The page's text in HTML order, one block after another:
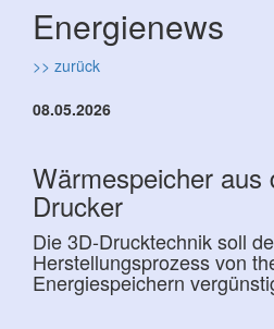
Energienews
>> zurück
08.05.2026
Wärmespeicher aus
Drucker
Die 3D-Drucktechnik soll
Herstellungsprozess von
Energiespeichern